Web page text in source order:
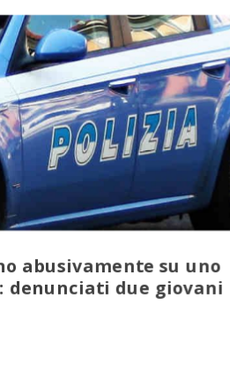
abusivamente su uno
denunciati due giovani